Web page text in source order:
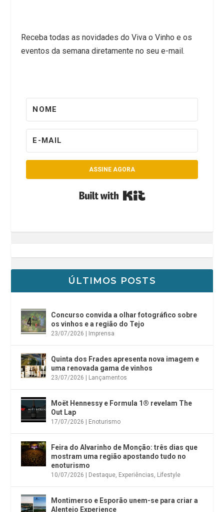
Receba todas as novidades do Viva o Vinho e os
eventos da semana diretamente no seu e-mail.
ASSINE AGORA
ÚLTIMOS POSTS
Concurso convida a olhar fotográfico sobre
os vinhos e a região do Tejo
23/07/2026 Imprensa
Quinta dos Frades apresenta nova imagem e
uma renovada gama de vinhos
23/07/2026 Lançamentos
Moët Hennessy e Formula 1® revelam The
Out Lap
17/07/2026 Enoturismo
Feira do Alvarinho de Monção: três dias que
mostram uma região apostando tudo no
enoturismo
10/07/2026 Destaque, Experiências, Lifestyle
Montimerso e Esporão unem-se para criar a
Alentejo Experience